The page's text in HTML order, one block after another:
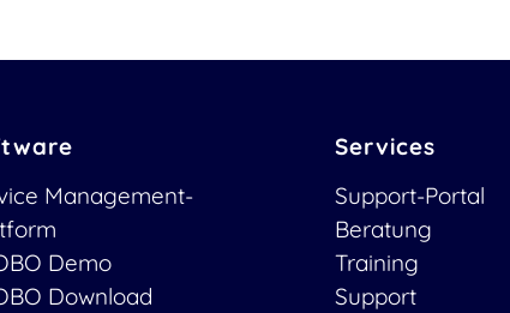
Management-
Demo
Download
Services
Support-Portal
Beratung
Training
Support